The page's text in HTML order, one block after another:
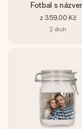
Fotbal s
z 359,00 Kč
2 druh